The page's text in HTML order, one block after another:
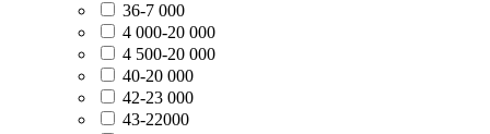
36-7 000
4 000-20 000
4 500-20 000
40-20 000
42-23 000
43-22000